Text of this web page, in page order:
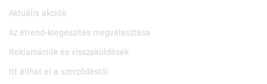
Aktuális akciók
Az étrend-kiegészítés megválasztása
Reklamációk és visszaküldések
Itt állhat el a szerződéstől